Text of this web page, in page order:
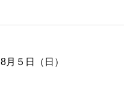
8月５日（日）